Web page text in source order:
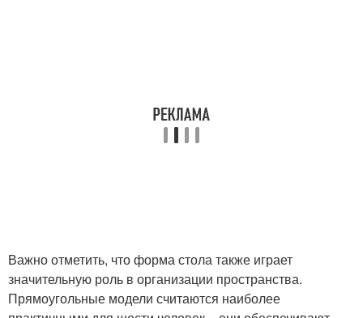
Важно отметить, что форма стола также играет
значительную роль в организации пространства.
Прямоугольные модели считаются наиболее